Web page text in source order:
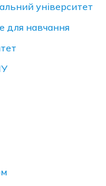
університет
для навчання